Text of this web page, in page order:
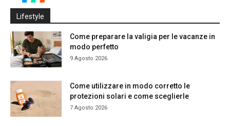
Lifestyle
Come preparare la valigia per le vacanze in
modo perfetto
9 Agosto 2026
Come utilizzare in modo corretto le
protezioni solari e come sceglierle
7 Agosto 2026